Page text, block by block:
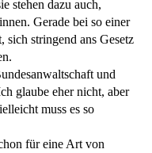
stehen dazu auch,
Gerade bei so einer
sich stringend ans Gesetz
und
glaube eher nicht, aber
muss es so
für eine Art von